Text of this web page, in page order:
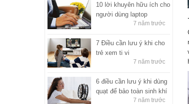
10 lời khuyên hữu ích cho
người dùng laptop
7 năm trước
7 Điều cần lưu ý khi cho
trẻ xem ti vi
7 năm trước
6 điều cần lưu ý khi dùng
quạt để bảo toàn sinh khí
7 năm trước